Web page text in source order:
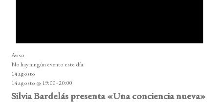
Aviso
No hay ningún evento este día.
14 agosto
14 agosto @ 19:00-20:00
Silvia Bardelás presenta «Una conciencia nueva»